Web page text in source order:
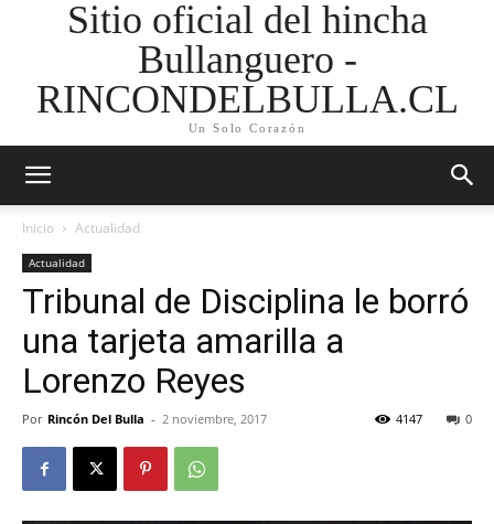
Sitio oficial del hincha
Bullanguero -
RINCONDELBULLA.CL
Un Solo Corazón
Inicio Actualidad
Actualidad
Tribunal de Disciplina le borró
una tarjeta amarilla a
Lorenzo Reyes
Por Rincón Del Bulla - 2 noviembre, 2017 0
4147